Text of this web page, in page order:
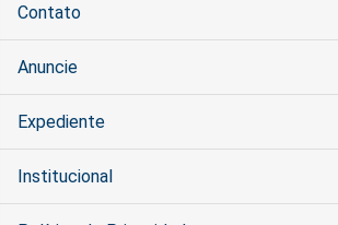
Contato
Anuncie
Expediente
Institucional